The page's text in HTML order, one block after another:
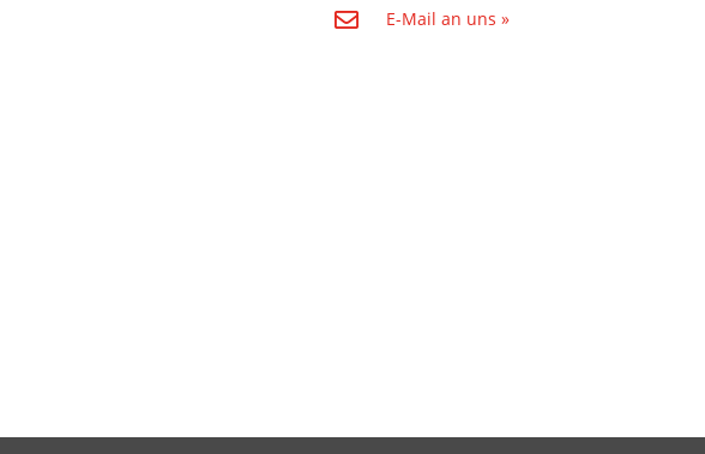
E-Mail an uns »